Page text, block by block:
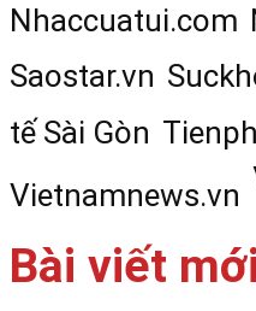
Nhaccuatui.com
Saostar.vn
tế Sài Gòn
Vietnamnews.vn
Bài viết